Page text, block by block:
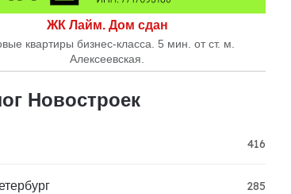
ЖК Лайм. Дом сдан
квартиры бизнес-класса. 5 мин. от ст. м.
Алексеевская.
Новостроек
416
285